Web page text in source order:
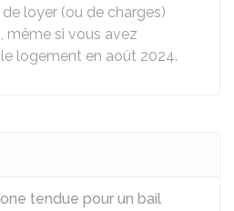
loyer (ou de charges)
même si vous avez
logement en août 2024.
tendue pour un bail